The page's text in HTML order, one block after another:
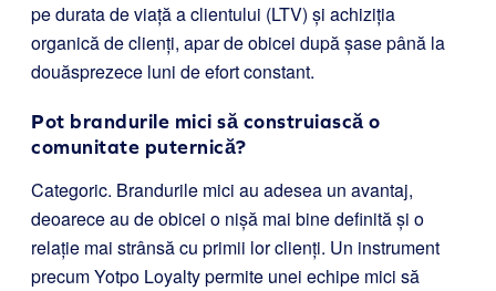
pe durata de viață a clientului (LTV) și achiziția
organică de clienți, apar de obicei după șase până la
douăsprezece luni de efort constant.
Pot brandurile mici să construiască o
comunitate puternică?
Categoric. Brandurile mici au adesea un avantaj,
deoarece au de obicei o nișă mai bine definită și o
relație mai strânsă cu primii lor clienți. Un instrument
precum Yotpo Loyalty permite unei echipe mici să